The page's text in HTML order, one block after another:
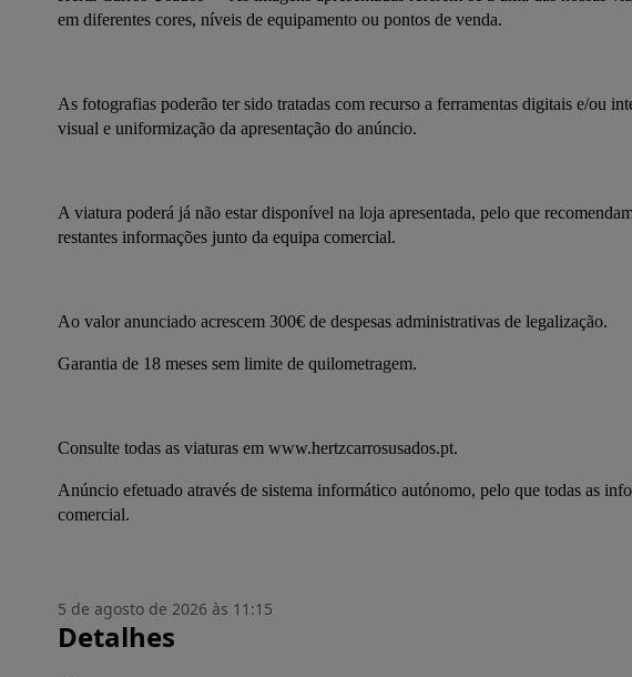
em diferentes cores, níveis de equipamento ou pontos de venda.
As fotografias poderão ter sido tratadas com recurso a ferramentas digitais e/ou
visual e uniformização da apresentação do anúncio.
A viatura poderá já não estar disponível na loja apresentada, pelo que
restantes informações junto da equipa comercial.
Ao valor anunciado acrescem 300€ de despesas administrativas de legalização.
Garantia de 18 meses sem limite de quilometragem.
Consulte todas as viaturas em www.hertzcarrosusados.pt.
Anúncio efetuado através de sistema informático autónomo, pelo que todas as
comercial.
5 de agosto de 2026 às 11:15
Detalhes